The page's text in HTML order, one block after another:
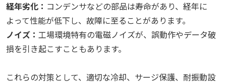
経年劣化： コンデンサなどの部品は寿命があり、経年に
よって性能が低下し、故障に至ることがあります。
ノイズ： 工場環境特有の電磁ノイズが、誤動作やデータ破
損を引き起こすこともあります。
これらの対策として、適切な冷却、サージ保護、耐振動設